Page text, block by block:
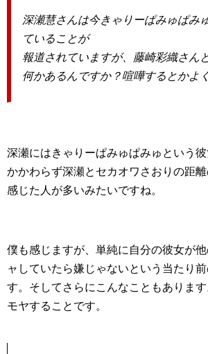
深瀬慧さんは今きゃりーぱみゅぱみ
ていることが
報道されていますが、藤崎彩織さん
何かあるんですか？喧嘩するとかよ
深瀬にはきゃりーぱみゅぱみゅという
かかわらず深瀬とセカオワさおりの距
感じた人が多いみたいですね。
僕も感じますが、単純に自分の彼女が
ャしていたら嫌じゃないという当たり
す。そしてさらにこんなこともありま
モヤすることです。